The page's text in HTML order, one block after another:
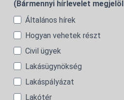
(Bármennyi hírlevelet
Általános hírek
Hogyan vehetek részt
Civil ügyek
Lakásügynökség
Lakáspályázat
Lakótér